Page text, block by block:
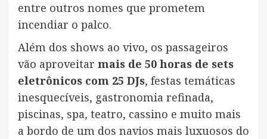
entre outros nomes que prometem
incendiar o palco.
Além dos shows ao vivo, os passageiros
vão aproveitar mais de 50 horas de sets
eletrônicos com 25 DJs, festas temáticas
inesquecíveis, gastronomia refinada,
piscinas, spa, teatro, cassino e muito mais
a bordo de um dos navios mais luxuosos do